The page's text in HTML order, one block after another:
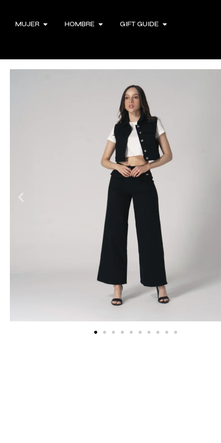
MUJER HOMBRE GIFT GUIDE